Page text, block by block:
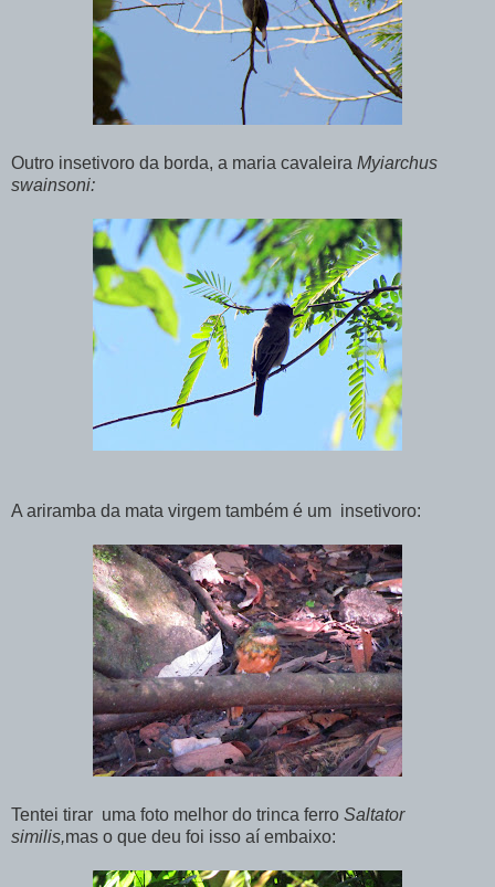
Outro insetivoro da borda, a maria cavaleira Myiarchus
swainsoni:
A ariramba da mata virgem também é um insetivoro:
Tentei tirar uma foto melhor do trinca ferro Saltator
similis,mas o que deu foi isso aí embaixo: